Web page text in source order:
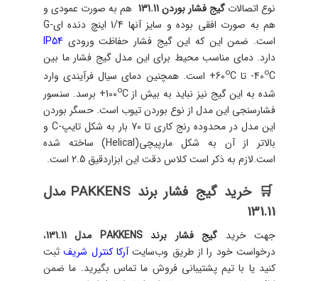
نوع اتصالاتگیج‌ فشار بوردن 131.11
هم به صورت عمودی و
هم به صورت افقی بوده و سایز آنها 1/4 اینچ دنده ای-G
است. ضمن این که این گیج فشار حفاظت ورودی IP54
دارد. دمای مناسب محیط برای این مدل گیج فشار ما بین
40oC- تا 60 o
C+ است. همچنین دمای سیال فرآیندی وارد
شده به این گیج نیز نباید به بیش از 100 o
C+ برسد. سنسور
فشارسنجی این مدل از نوع بوردن تیوب است. حسگر بوردن
این مدل در محدوده رنج کاری تا 70 بار به شکل تایپ-C و
بالاتر از آن به شکل مارپیچی(Helical) ساخته شده
است.لازم به ذکر است کلاس دقت این ابزاردقیق 2.5 است.
🛒 خرید گیج فشار برند PAKKENS‌ مدل
131.11
جهت خرید گیج فشار برند PAKKENS مدل 131.11
،
درخواست خود را از طریق وب‌سایتآرکا کنترل شریفثبت
کنید یا با تیم پشتیبانی فروش ما تماس بگیرید. ما ضمن